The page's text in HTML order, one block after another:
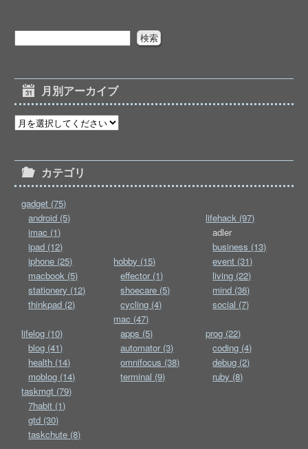
月別アーカイブ
カテゴリ
gadget (75)
android (5)
imac (1)
ipad (12)
iphone (25)
macbook (5)
stationery (12)
thinkpad (2)
hobby (15)
effector (1)
shoecare (5)
cycling (4)
lifehack (97)
adler
business (13)
event (31)
living (22)
mind (36)
social (7)
lifelog (10)
blog (41)
health (14)
moblog (14)
mac (47)
apps (5)
automator (3)
omnifocus (38)
terminal (9)
prog (22)
coding (4)
debug (2)
ruby (8)
taskmgt (79)
7habit (1)
gtd (30)
taskchute (8)